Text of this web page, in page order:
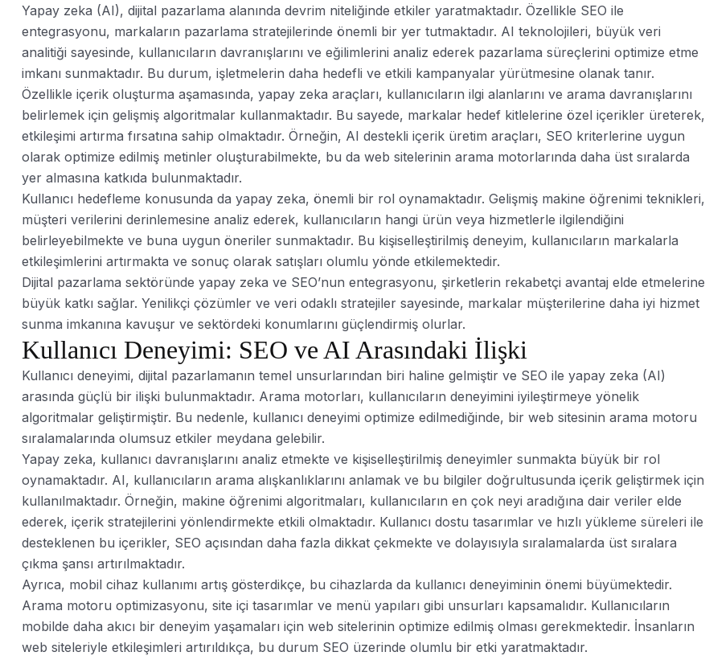
Yapay zeka (AI), dijital pazarlama alanında devrim niteliğinde etkiler yaratmaktadır. Özellikle SEO ile
entegrasyonu, markaların pazarlama stratejilerinde önemli bir yer tutmaktadır. AI teknolojileri, büyük veri
analitiği sayesinde, kullanıcıların davranışlarını ve eğilimlerini analiz ederek pazarlama süreçlerini optimize etme
imkanı sunmaktadır. Bu durum, işletmelerin daha hedefli ve etkili kampanyalar yürütmesine olanak tanır.
Özellikle içerik oluşturma aşamasında, yapay zeka araçları, kullanıcıların ilgi alanlarını ve arama davranışlarını
belirlemek için gelişmiş algoritmalar kullanmaktadır. Bu sayede, markalar hedef kitlelerine özel içerikler üreterek,
etkileşimi artırma fırsatına sahip olmaktadır. Örneğin, AI destekli içerik üretim araçları, SEO kriterlerine uygun
olarak optimize edilmiş metinler oluşturabilmekte, bu da web sitelerinin arama motorlarında daha üst sıralarda
yer almasına katkıda bulunmaktadır.
Kullanıcı hedefleme konusunda da yapay zeka, önemli bir rol oynamaktadır. Gelişmiş makine öğrenimi teknikleri,
müşteri verilerini derinlemesine analiz ederek, kullanıcıların hangi ürün veya hizmetlerle ilgilendiğini
belirleyebilmekte ve buna uygun öneriler sunmaktadır. Bu kişiselleştirilmiş deneyim, kullanıcıların markalarla
etkileşimlerini artırmakta ve sonuç olarak satışları olumlu yönde etkilemektedir.
Dijital pazarlama sektöründe yapay zeka ve SEO’nun entegrasyonu, şirketlerin rekabetçi avantaj elde etmelerine
büyük katkı sağlar. Yenilikçi çözümler ve veri odaklı stratejiler sayesinde, markalar müşterilerine daha iyi hizmet
sunma imkanına kavuşur ve sektördeki konumlarını güçlendirmiş olurlar.
Kullanıcı Deneyimi: SEO ve AI Arasındaki İlişki
Kullanıcı deneyimi, dijital pazarlamanın temel unsurlarından biri haline gelmiştir ve SEO ile yapay zeka (AI)
arasında güçlü bir ilişki bulunmaktadır. Arama motorları, kullanıcıların deneyimini iyileştirmeye yönelik
algoritmalar geliştirmiştir. Bu nedenle, kullanıcı deneyimi optimize edilmediğinde, bir web sitesinin arama motoru
sıralamalarında olumsuz etkiler meydana gelebilir.
Yapay zeka, kullanıcı davranışlarını analiz etmekte ve kişiselleştirilmiş deneyimler sunmakta büyük bir rol
oynamaktadır. AI, kullanıcıların arama alışkanlıklarını anlamak ve bu bilgiler doğrultusunda içerik geliştirmek için
kullanılmaktadır. Örneğin, makine öğrenimi algoritmaları, kullanıcıların en çok neyi aradığına dair veriler elde
ederek, içerik stratejilerini yönlendirmekte etkili olmaktadır. Kullanıcı dostu tasarımlar ve hızlı yükleme süreleri ile
desteklenen bu içerikler, SEO açısından daha fazla dikkat çekmekte ve dolayısıyla sıralamalarda üst sıralara
çıkma şansı artırılmaktadır.
Ayrıca, mobil cihaz kullanımı artış gösterdikçe, bu cihazlarda da kullanıcı deneyiminin önemi büyümektedir.
Arama motoru optimizasyonu, site içi tasarımlar ve menü yapıları gibi unsurları kapsamalıdır. Kullanıcıların
mobilde daha akıcı bir deneyim yaşamaları için web sitelerinin optimize edilmiş olması gerekmektedir. İnsanların
web siteleriyle etkileşimleri artırıldıkça, bu durum SEO üzerinde olumlu bir etki yaratmaktadır.